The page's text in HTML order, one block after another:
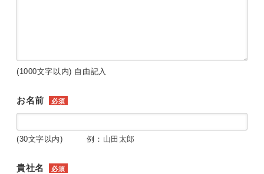
(1000文字以内) 自由記入
お名前 必須
(30文字以内) 例：山田太郎
貴社名 必須